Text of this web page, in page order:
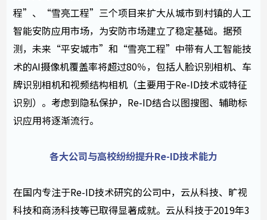
程”、“雪亮工程”三个项目来扩大从城市到村镇的人工
智能安防应用市场，为安防市场建立了稳定基础。据预
测，未来“平安城市”和“雪亮工程”中带有人工智能技
术的AI摄像机覆盖率将超过80％，包括人脸识别相机、车
牌识别相机和视频结构相机（主要用于Re-ID技术或特征
识别）。考虑到隐私保护，Re-ID结合以图搜图、辅助标
识应用将逐渐流行。
各大公司与高校纷纷提升Re-ID技术能力
在国内专注于Re-ID技术研究的公司中，云从科技、旷视
科技和商汤科技等已取得显著成就。云从科技于2019年3